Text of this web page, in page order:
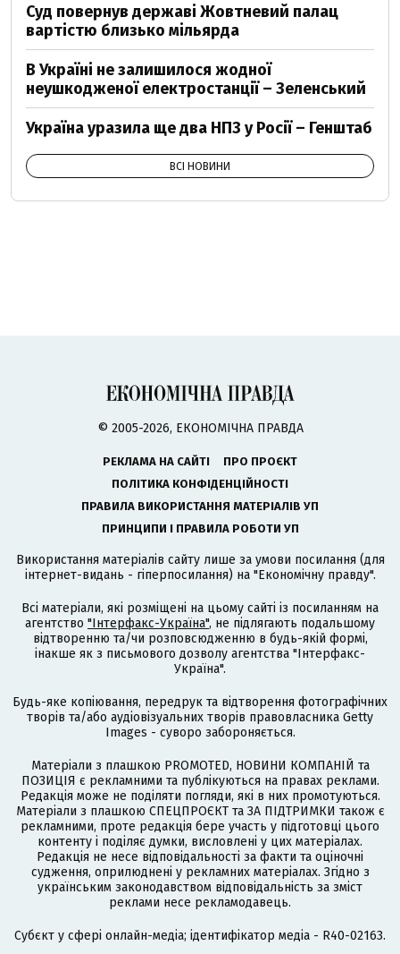
Суд повернув державі Жовтневий палац
вартістю близько мільярда
В Україні не залишилося жодної
неушкодженої електростанції – Зеленський
Україна уразила ще два НПЗ у Росії – Генштаб
ВСІ НОВИНИ
© 2005-2026, ЕКОНОМІЧНА ПРАВДА
РЕКЛАМА НА САЙТІ
ПРО ПРОЄКТ
ПОЛІТИКА КОНФІДЕНЦІЙНОСТІ
ПРАВИЛА ВИКОРИСТАННЯ МАТЕРІАЛІВ УП
ПРИНЦИПИ І ПРАВИЛА РОБОТИ УП
Використання матеріалів сайту лише за умови посилання (для
інтернет-видань - гіперпосилання) на "Економічну правду".
Всі матеріали, які розміщені на цьому сайті із посиланням на
агентство "Інтерфакс-Україна", не підлягають подальшому
відтворенню та/чи розповсюдженню в будь-якій формі,
інакше як з письмового дозволу агентства "Інтерфакс-
Україна".
Будь-яке копіювання, передрук та відтворення фотографічних
творів та/або аудіовізуальних творів правовласника Getty
Images - суворо забороняється.
Матеріали з плашкою PROMOTED, НОВИНИ КОМПАНІЙ та
ПОЗИЦІЯ є рекламними та публікуються на правах реклами.
Редакція може не поділяти погляди, які в них промотуються.
Матеріали з плашкою СПЕЦПРОЄКТ та ЗА ПІДТРИМКИ також є
рекламними, проте редакція бере участь у підготовці цього
контенту і поділяє думки, висловлені у цих матеріалах.
Редакція не несе відповідальності за факти та оціночні
судження, оприлюднені у рекламних матеріалах. Згідно з
українським законодавством відповідальність за зміст
реклами несе рекламодавець.
Cубєкт у сфері онлайн-медіа; ідентифікатор медіа - R40-02163.